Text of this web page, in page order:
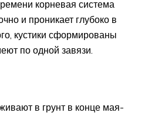
корневая система
и проникает глубоко в
кустики сформированы
по одной завязи.
в грунт в конце мая-